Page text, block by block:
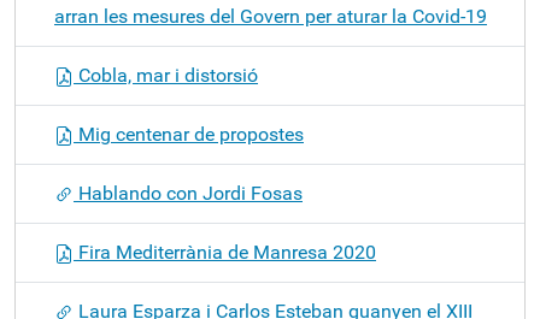
arran les mesures del Govern per aturar la Covid-19
Cobla, mar i distorsió
Mig centenar de propostes
Hablando con Jordi Fosas
Fira Mediterrània de Manresa 2020
Laura Esparza i Carlos Esteban guanyen el XIII